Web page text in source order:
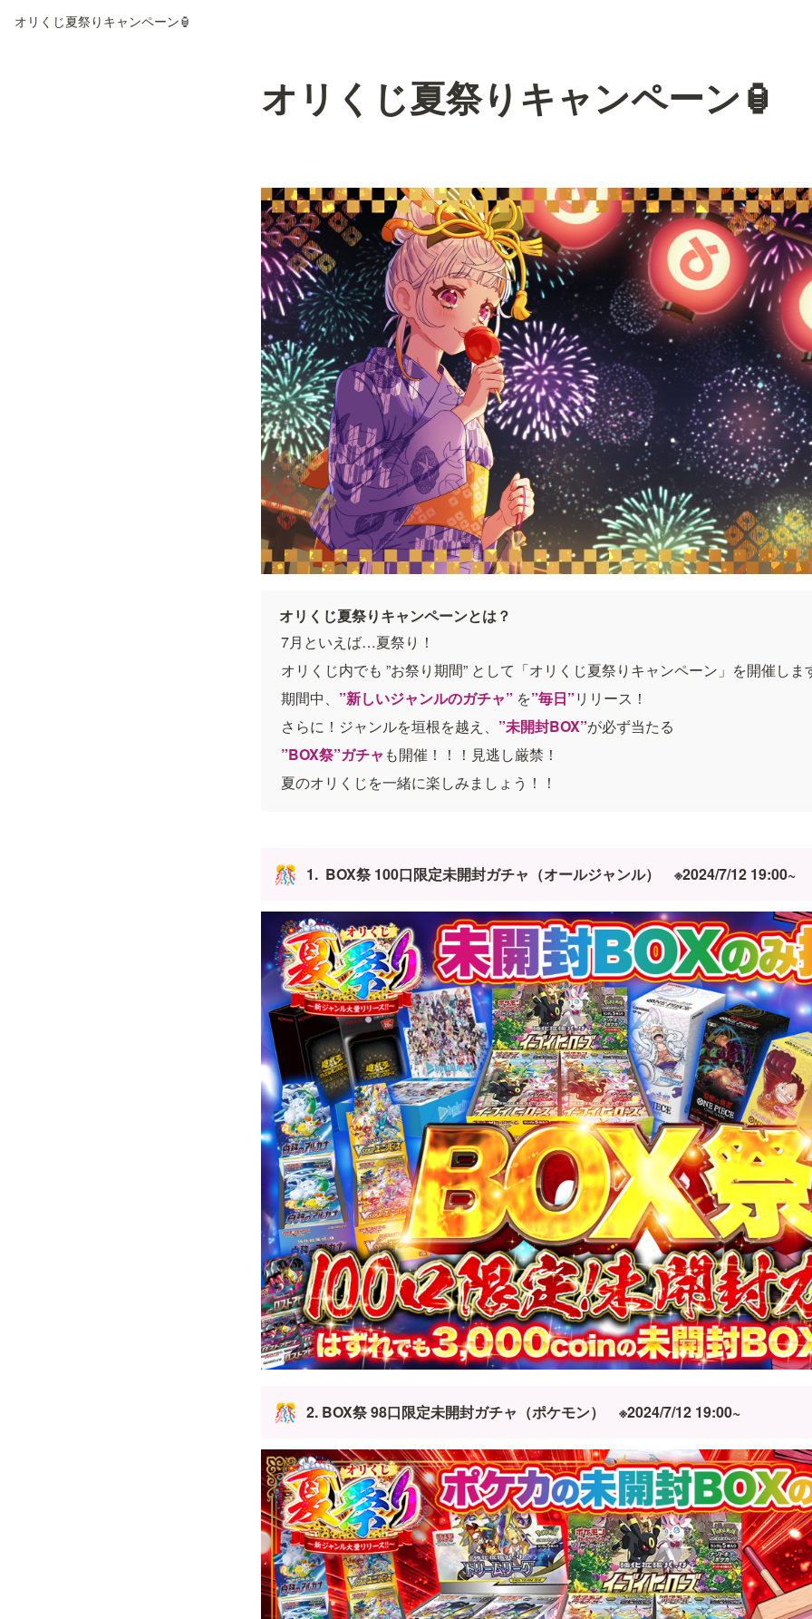
オリくじ夏祭りキャンペーン🏮
オリくじ夏祭りキャンペーン🏮
オリくじ夏祭りキャンペーンとは？
7月といえば…夏祭り！
オリくじ内でも ”お祭り期間” として「オリくじ夏祭りキャンペーン」を開催しま
期間中、 ”新しいジャンルのガチャ” を”毎日”リリース！
さらに！ジャンルを垣根を越え、 ”未開封BOX”が必ず当たる
”BOX祭”ガチャ も開催！！！見逃し厳禁！
夏のオリくじを一緒に楽しみましょう！！
🎊 1.  BOX祭 100口限定未開封ガチャ（オールジャンル）　※2024/7/12 19:00~
🎊 2. BOX祭 98口限定未開封ガチャ（ポケモン）　※2024/7/12 19:00~